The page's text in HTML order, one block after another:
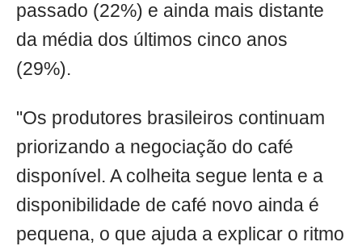
passado (22%) e ainda mais distante
da média dos últimos cinco anos
(29%).
"Os produtores brasileiros continuam
priorizando a negociação do café
disponível. A colheita segue lenta e a
disponibilidade de café novo ainda é
pequena, o que ajuda a explicar o ritmo